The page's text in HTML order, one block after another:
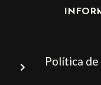
Política